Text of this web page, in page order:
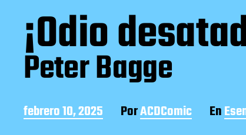
¡Odio
Peter Bagge
F
e
febrero 10, 2025 PorACDComic En